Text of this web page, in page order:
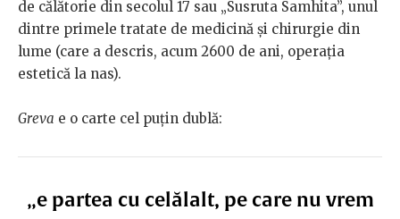
de călătorie din secolul 17 sau „Susruta Samhita”, unul
dintre primele tratate de medicină și chirurgie din
lume (care a descris, acum 2600 de ani, operația
estetică la nas).
Greva e o carte cel puțin dublă:
„e partea cu celălalt, pe care nu vrem